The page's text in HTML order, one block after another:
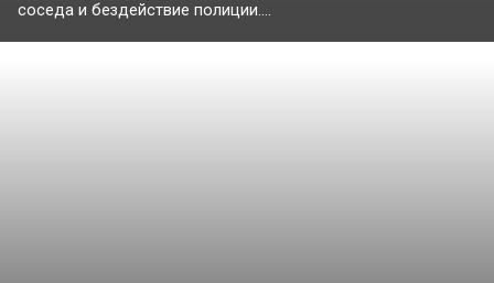
соседа и бездействие полиции....